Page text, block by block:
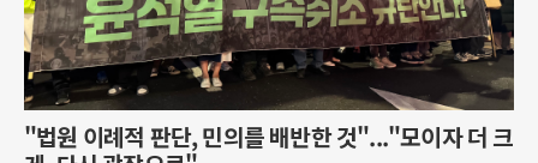
"법원 이례적 판단, 민의를 배반한 것"..."모이자 더 크